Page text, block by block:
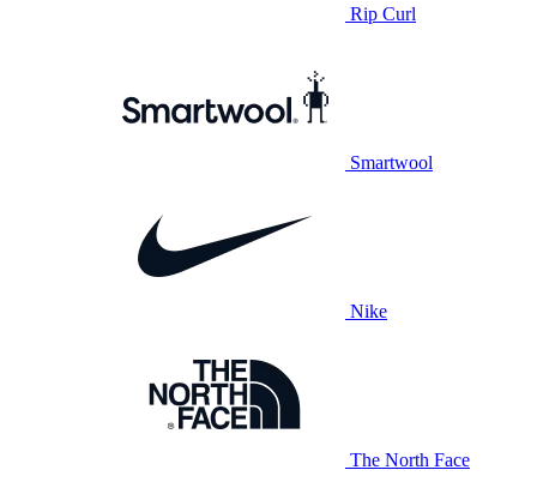
Rip Curl
Smartwool
Nike
The North Face